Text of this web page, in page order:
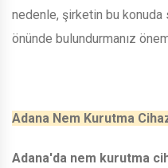
nedenle, şirketin bu konuda
önünde bulundurmanız
Adana Nem Kurutma
Adana'da nem kurutma